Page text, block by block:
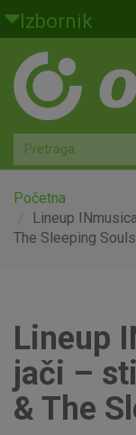
Skoči na glavni sadržaj
Izbornik
Građani
Privatno bankarstvo
Agro
Mala poduzeća i obrtnici
Srednja i velika
Faktoring
O nama
Početna
Lineup
The Sleeping
Lineup
jači –
& The